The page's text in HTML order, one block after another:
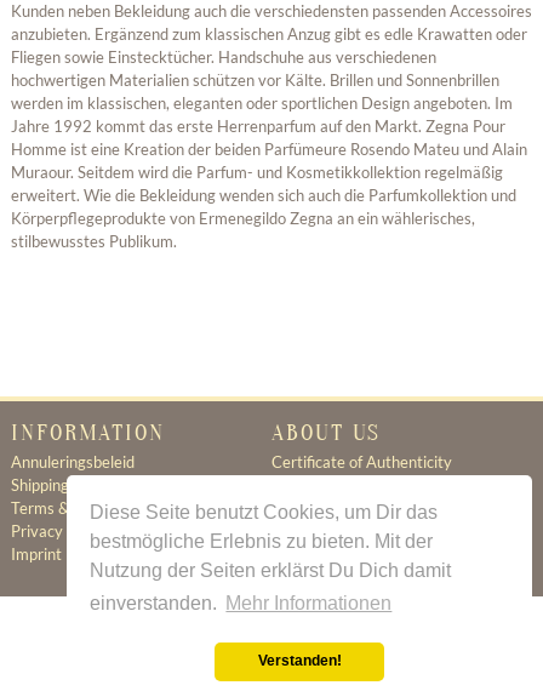
Diese Seite benutzt Cookies, um Dir das
bestmögliche Erlebnis zu bieten. Mit der
Nutzung der Seiten erklärst Du Dich damit
einverstanden. Mehr Informationen
Verstanden!
Kunden neben Bekleidung auch die verschiedensten passenden Accessoires
anzubieten. Ergänzend zum klassischen Anzug gibt es edle Krawatten oder
Fliegen sowie Einstecktücher. Handschuhe aus verschiedenen
hochwertigen Materialien schützen vor Kälte. Brillen und Sonnenbrillen
werden im klassischen, eleganten oder sportlichen Design angeboten. Im
Jahre 1992 kommt das erste Herrenparfum auf den Markt. Zegna Pour
Homme ist eine Kreation der beiden Parfümeure Rosendo Mateu und Alain
Muraour. Seitdem wird die Parfum- und Kosmetikkollektion regelmäßig
erweitert. Wie die Bekleidung wenden sich auch die Parfumkollektion und
Körperpflegeprodukte von Ermenegildo Zegna an ein wählerisches,
stilbewusstes Publikum.
INFORMATION
Annuleringsbeleid
Shipping & Delivery
Terms & Conditions
Privacy Policy
Imprint
ABOUT US
Certificate of Authenticity
Newsletter
Contact